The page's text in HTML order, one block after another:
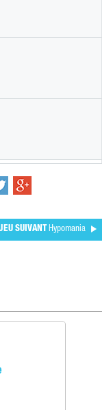
SUIVANT Hypomania